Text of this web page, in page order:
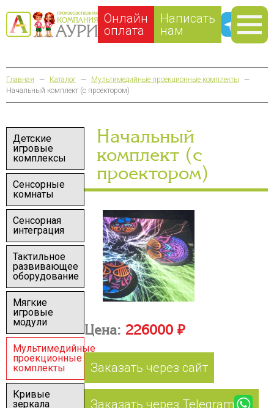
Онлайн
оплата
Написать
нам
Главная — Каталог — Мультимедийные проекционные комплекты
—
Начальный комплект (с проектором)
Детские
игровые
комплексы
Сенсорные
комнаты
Сенсорная
интеграция
Тактильное
развивающее
оборудование
Мягкие
игровые
модули
Мультимедийные
проекционные
комплекты
Кривые
зеркала
Начальный
комплект (с
проектором)
Цена: 226000 ₽
Заказать через сайт
Заказать через Telegram